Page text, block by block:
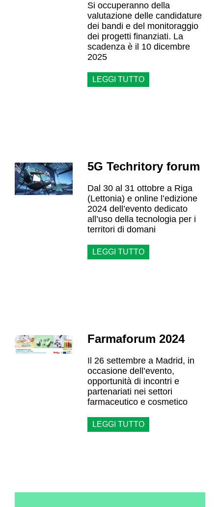
Si occuperanno della
valutazione delle candidature
dei bandi e del monitoraggio
dei progetti finanziati. La
scadenza è il 10 dicembre
2025
LEGGI TUTTO
5G Techritory forum
Dal 30 al 31 ottobre a Riga
(Lettonia) e online l’edizione
2024 dell’evento dedicato
all’uso della tecnologia per i
territori di domani
LEGGI TUTTO
Farmaforum 2024
Il 26 settembre a Madrid, in
occasione dell’evento,
opportunità di incontri e
partenariati nei settori
farmaceutico e cosmetico
LEGGI TUTTO